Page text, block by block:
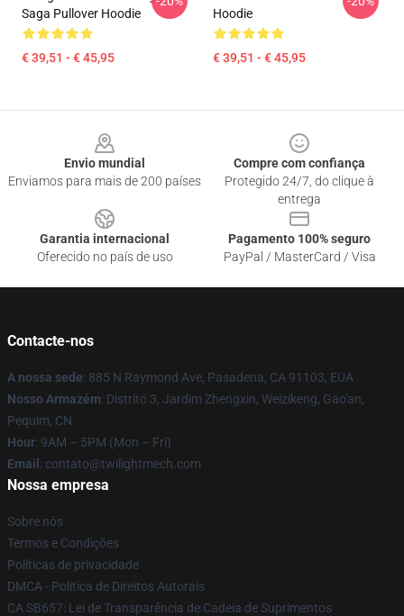
Saga Pullover Hoodie
€ 39,51 - € 45,95
Hoodie
€ 39,51 - € 45,95
Envio mundial
Enviamos para mais de 200 países
Compre com confiança
Protegido 24/7, do clique à
entrega
Garantia internacional
Oferecido no país de uso
Pagamento 100% seguro
PayPal / MasterCard / Visa
Contacte-nos
A nossa sede: 885 N Raymond Ave, Pasadena, CA 91103, EUA
Nosso Armazém: Distrito 3, Jardim Zhengxin, Weizikeng, Gao'an,
Pequim, CN
Hour: 9AM – 5PM (Mon – Fri)
Email : contato@twilightmech.com
Nossa empresa
Sobre nós
Termos e Condições
Políticas de privacidade
DMCA - Política de Direitos Autorais
CA SB657: Lei de Transparência de Cadeia de Suprimentos